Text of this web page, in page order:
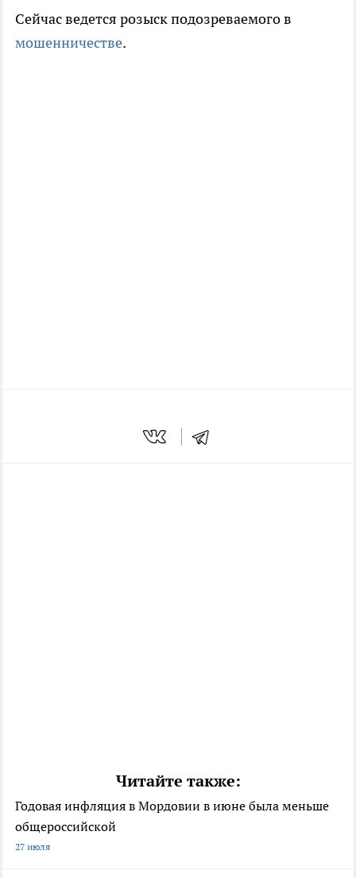
Сейчас ведется розыск подозреваемого в
мошенничестве.
Читайте также:
Годовая инфляция в Мордовии в июне была меньше
общероссийской
27 июля